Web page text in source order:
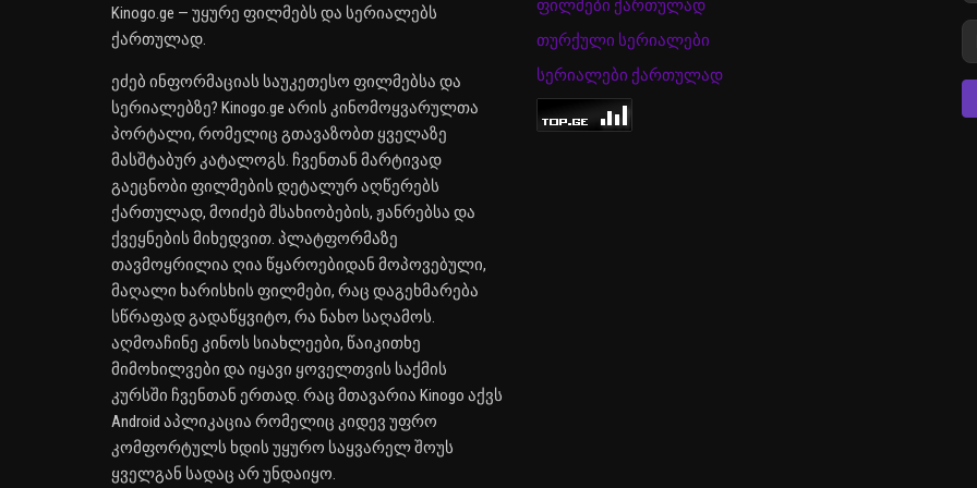
Kinogo.ge — უყურე ფილმებს და სერიალებს
ქართულად.
ეძებ ინფორმაციას საუკეთესო ფილმებსა და
სერიალებზე? Kinogo.ge არის კინომოყვარულთა
პორტალი, რომელიც გთავაზობთ ყველაზე
მასშტაბურ კატალოგს. ჩვენთან მარტივად
გაეცნობი ფილმების დეტალურ აღწერებს
ქართულად, მოიძებ მსახიობების, ჟანრებსა და
ქვეყნების მიხედვით. პლატფორმაზე
თავმოყრილია ღია წყაროებიდან მოპოვებული,
მაღალი ხარისხის ფილმები, რაც დაგეხმარება
სწრაფად გადაწყვიტო, რა ნახო საღამოს.
აღმოაჩინე კინოს სიახლეები, წაიკითხე
მიმოხილვები და იყავი ყოველთვის საქმის
კურსში ჩვენთან ერთად. რაც მთავარია Kinogo აქვს
Android აპლიკაცია რომელიც კიდევ უფრო
კომფორტულს ხდის უყურო საყვარელ შოუს
ყველგან სადაც არ უნდაიყო.
ფილმები ქართულად
თურქული სერიალები
სერიალები ქართულად